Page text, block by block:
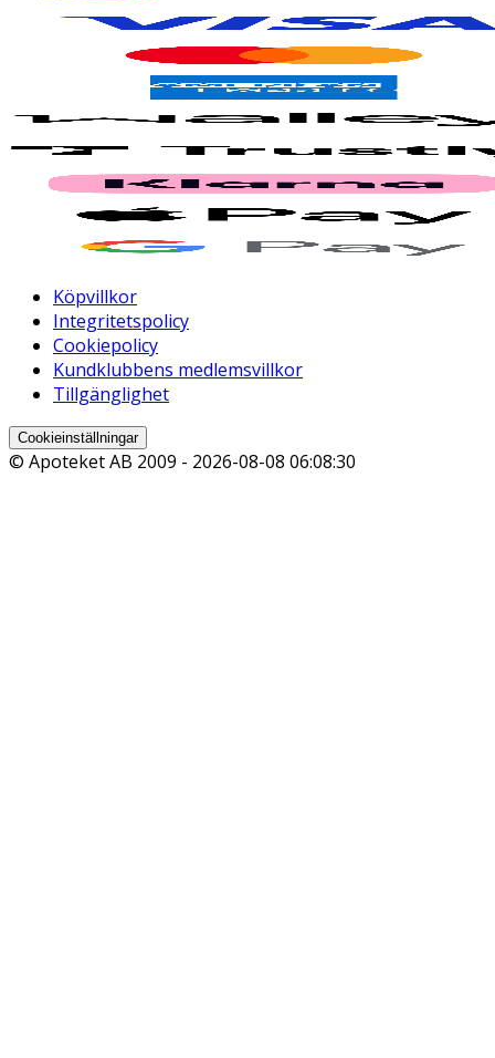
Köpvillkor
Integritetspolicy
Cookiepolicy
Kundklubbens medlemsvillkor
Tillgänglighet
Cookieinställningar
© Apoteket AB 2009 - 2026-08-08 06:08:30